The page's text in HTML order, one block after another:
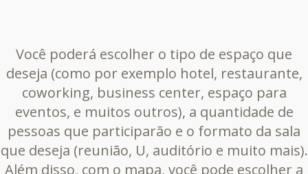
Você poderá escolher o tipo de espaço que
deseja (como por exemplo hotel, restaurante,
coworking, business center, espaço para
eventos, e muitos outros), a quantidade de
pessoas que participarão e o formato da sala
que deseja (reunião, U, auditório e muito mais).
Além disso, com o mapa, você pode escolher a